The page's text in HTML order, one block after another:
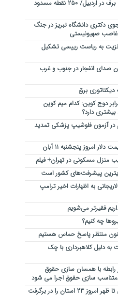
بارش سنگین برف در اردبیل/ ۲۵۰ نقطه مسدود
دکتری دانشگاه تبریز در جنگ
غاصب صهیونیستی
به ریاست رییسی تشکیل
صدای انفجار در جنوب و غرب
دیکتاتوری برق
دوج کوین: کدام میم کوین
دارد؟
در آزمون فلوشیپ پزشکی تمدید
امروز پنجشنبه ۱۱ آبان
منزل مسکونی در تهران+ فیلم
به اظهارات اخیر ترامپ
فقیرتر می‌شویم
چه کنیم؟
منتظر پاسخ حماس هستیم
دلیل کلاهبرداری با چک
با همسان سازی حقوق
متناسب سازی حقوق اجرا می شود
۲۳ استان را در برگرفت